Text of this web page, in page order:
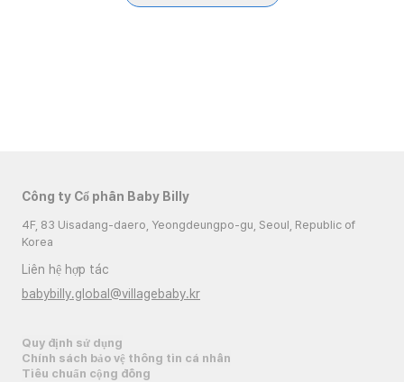
Công ty Cổ phần Baby Billy
4F, 83 Uisadang-daero, Yeongdeungpo-gu, Seoul, Republic of
Korea
Liên hệ hợp tác
babybilly.global@villagebaby.kr
Quy định sử dụng
Chính sách bảo vệ thông tin cá nhân
Tiêu chuẩn cộng đồng